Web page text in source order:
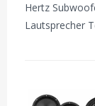
Hertz
Lautsprecher